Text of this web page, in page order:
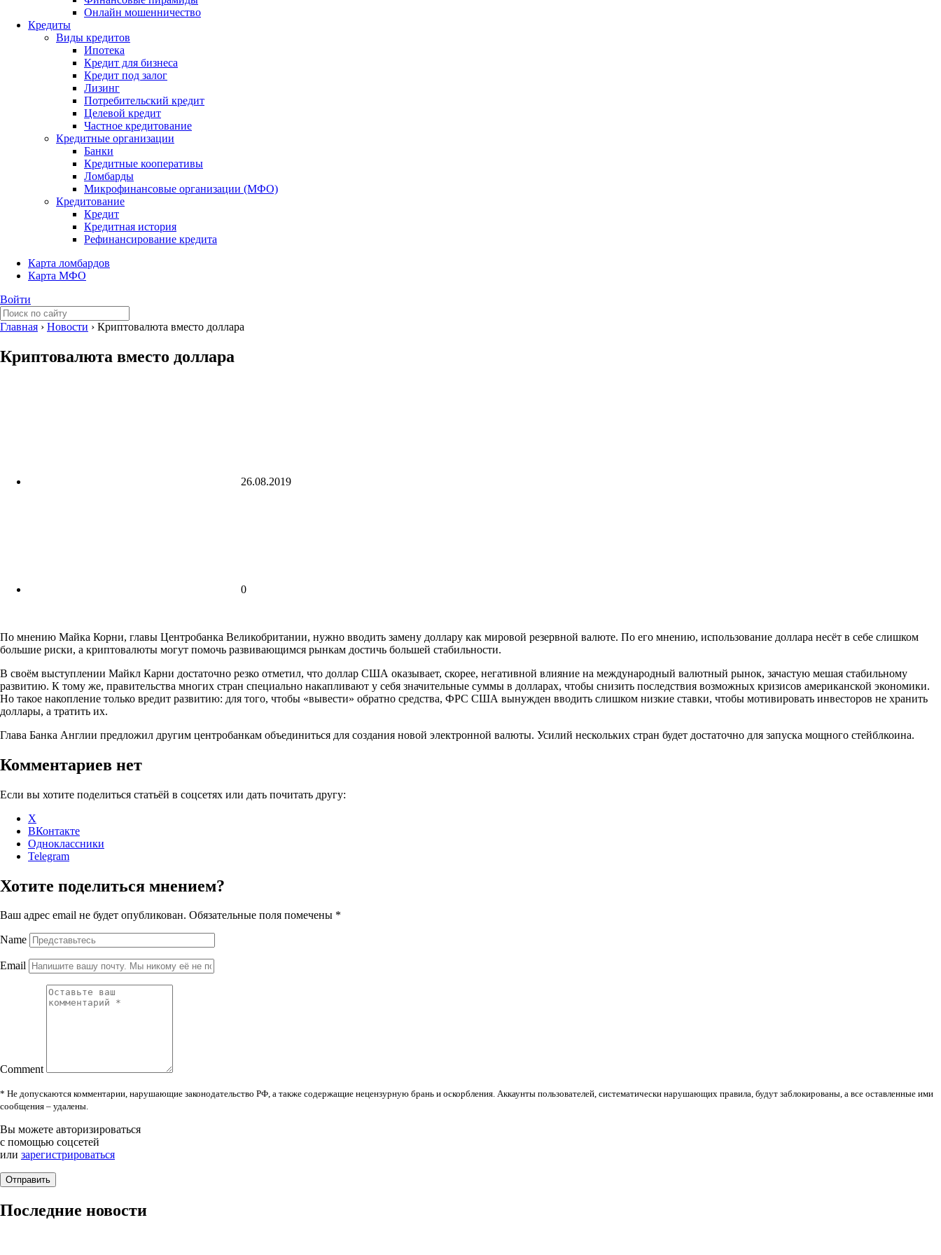
Онлайн мошенничество
Кредиты
Виды кредитов
Ипотека
Кредит для бизнеса
Кредит под залог
Лизинг
Потребительский кредит
Целевой кредит
Частное кредитование
Кредитные организации
Банки
Кредитные кооперативы
Ломбарды
Микрофинансовые организации (МФО)
Кредитование
Кредит
Кредитная история
Рефинансирование кредита
Карта ломбардов
Карта МФО
Войти
Главная › Новости › Криптовалюта вместо доллара
Криптовалюта вместо доллара
26.08.2019
0
По мнению Майка Корни, главы Центробанка Великобритании, нужно вводить замену доллару как мировой резервной валюте. По его мнению, использование доллара несёт в себе слишком
большие риски, а криптовалюты могут помочь развивающимся рынкам достичь большей стабильности.
В своём выступлении Майкл Карни достаточно резко отметил, что доллар США оказывает, скорее, негативной влияние на международный валютный рынок, зачастую мешая стабильному
развитию. К тому же, правительства многих стран специально накапливают у себя значительные суммы в долларах, чтобы снизить последствия возможных кризисов американской экономики.
Но такое накопление только вредит развитию: для того, чтобы «вывести» обратно средства, ФРС США вынужден вводить слишком низкие ставки, чтобы мотивировать инвесторов не хранить
доллары, а тратить их.
Глава Банка Англии предложил другим центробанкам объединиться для создания новой электронной валюты. Усилий нескольких стран будет достаточно для запуска мощного стейблкоина.
Комментариев нет
Если вы хотите поделиться статьёй в соцсетях или дать почитать другу:
X
ВКонтакте
Одноклассники
Telegram
Хотите поделиться мнением?
Ваш адрес email не будет опубликован. Обязательные поля помечены *
Name
Email
Comment
* Не допускаются комментарии, нарушающие законодательство РФ, а также содержащие нецензурную брань и оскорбления. Аккаунты пользователей, систематически нарушающих правила, будут заблокированы, а все оставленные ими
сообщения – удалены.
Вы можете авторизироваться
с помощью соцсетей
или зарегистрироваться
Последние новости